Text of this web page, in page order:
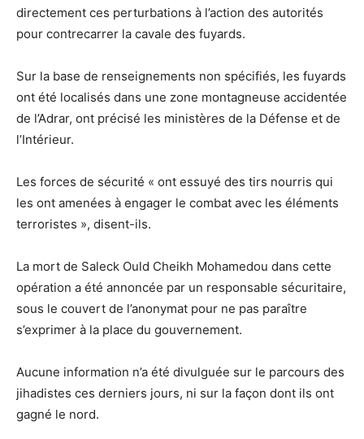
directement ces perturbations à l’action des autorités
pour contrecarrer la cavale des fuyards.
Sur la base de renseignements non spécifiés, les fuyards
ont été localisés dans une zone montagneuse accidentée
de l’Adrar, ont précisé les ministères de la Défense et de
l’Intérieur.
Les forces de sécurité « ont essuyé des tirs nourris qui
les ont amenées à engager le combat avec les éléments
terroristes », disent-ils.
La mort de Saleck Ould Cheikh Mohamedou dans cette
opération a été annoncée par un responsable sécuritaire,
sous le couvert de l’anonymat pour ne pas paraître
s’exprimer à la place du gouvernement.
Aucune information n’a été divulguée sur le parcours des
jihadistes ces derniers jours, ni sur la façon dont ils ont
gagné le nord.